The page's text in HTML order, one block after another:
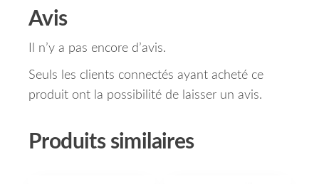
Avis
Il n’y a pas encore d’avis.
Seuls les clients connectés ayant acheté ce
produit ont la possibilité de laisser un avis.
Produits similaires